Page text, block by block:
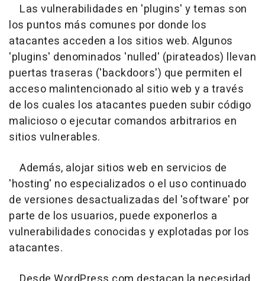
Las vulnerabilidades en 'plugins' y temas son
los puntos más comunes por donde los
atacantes acceden a los sitios web. Algunos
'plugins' denominados 'nulled' (pirateados) llevan
puertas traseras ('backdoors') que permiten el
acceso malintencionado al sitio web y a través
de los cuales los atacantes pueden subir código
malicioso o ejecutar comandos arbitrarios en
sitios vulnerables.
Además, alojar sitios web en servicios de
'hosting' no especializados o el uso continuado
de versiones desactualizadas del 'software' por
parte de los usuarios, puede exponerlos a
vulnerabilidades conocidas y explotadas por los
atacantes.